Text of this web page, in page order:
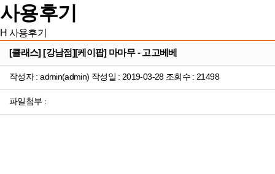
사용후기
H 사용후기
[클래스] [강남점][케이팝] 마마무 - 고고베베
작성자 : admin(admin) 작성일 : 2019-03-28 조회수 : 21498
파일첨부 :